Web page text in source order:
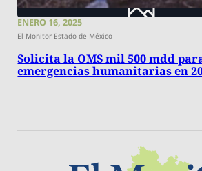
ENERO 16, 2025
El Monitor Estado de México
Solicita la OMS mil 500 mdd
emergencias humanitarias en